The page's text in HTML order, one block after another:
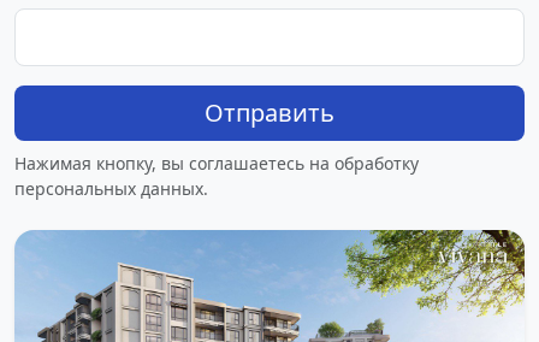
Отправить
Нажимая кнопку, вы соглашаетесь на обработку
персональных данных.